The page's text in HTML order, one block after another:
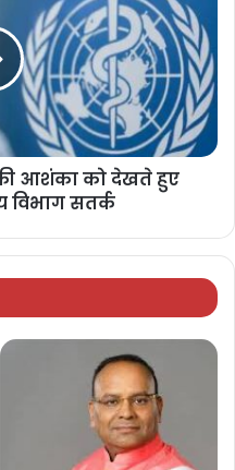
आशंका को देखते हुए
विभाग सतर्क